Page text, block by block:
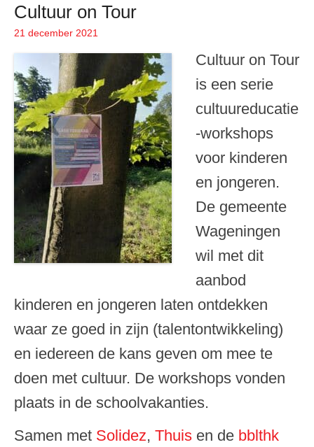
Cultuur on Tour
Geplaatst op
21 december 2021
Cultuur on Tour
is een serie
cultuureducatie
-workshops
voor kinderen
en jongeren.
De gemeente
Wageningen
wil met dit
aanbod
kinderen en jongeren laten ontdekken
waar ze goed in zijn (talentontwikkeling)
en iedereen de kans geven om mee te
doen met cultuur. De workshops vonden
plaats in de schoolvakanties.
Samen met Solidez, Thuis en de bblthk